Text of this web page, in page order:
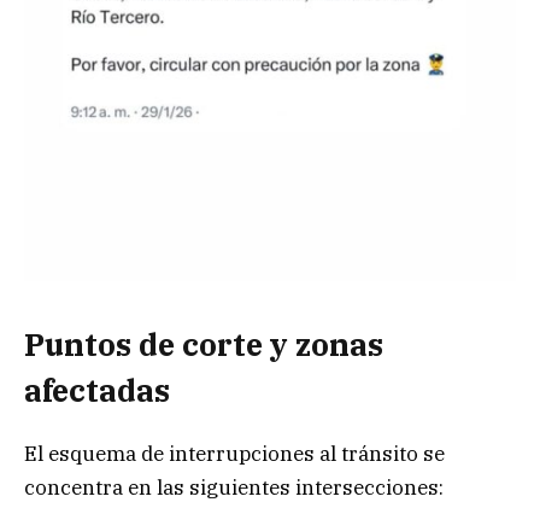
Puntos de corte y zonas
afectadas
El esquema de interrupciones al tránsito se
concentra en las siguientes intersecciones: